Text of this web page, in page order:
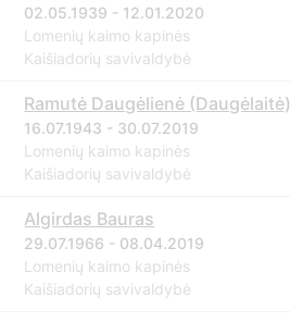
02.05.1939 - 12.01.2020
Lomenių kaimo kapinės
Kaišiadorių savivaldybė
Ramutė Daugėlienė (Daugėlaitė)
16.07.1943 - 30.07.2019
Lomenių kaimo kapinės
Kaišiadorių savivaldybė
Algirdas Bauras
29.07.1966 - 08.04.2019
Lomenių kaimo kapinės
Kaišiadorių savivaldybė